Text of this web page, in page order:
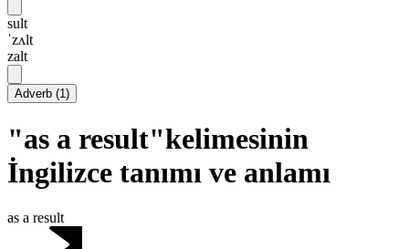
sult
ˈzʌlt
zalt
Adverb (1)
"as a result"kelimesinin
İngilizce tanımı ve anlamı
as a result